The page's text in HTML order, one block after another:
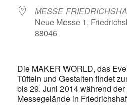
MESSE
Neue Messe 1,
88046
Die MAKER WORLD, das
Tüfteln und Gestalten findet
bis 29. Juni 2014 während
Messegelände in